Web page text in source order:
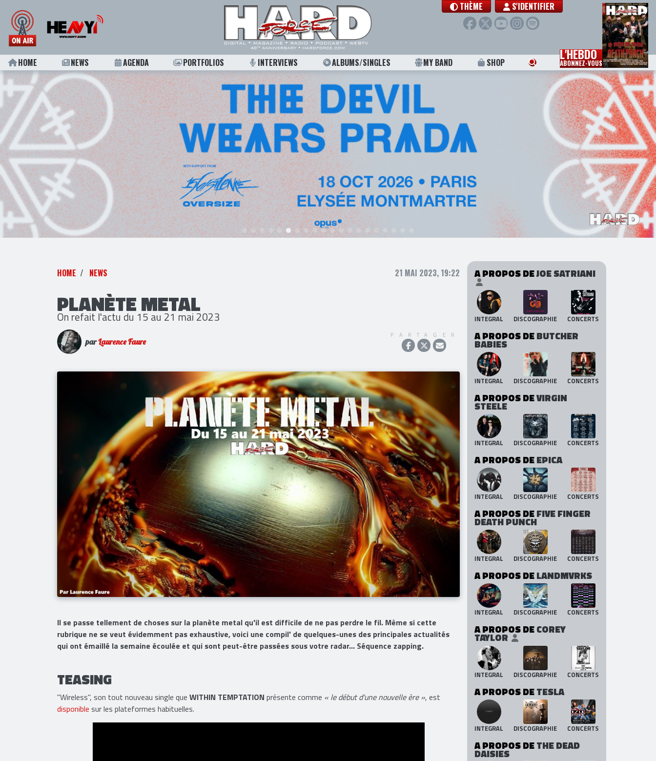
THÈME S'IDENTIFIER
HOME NEWS AGENDA PORTFOLIOS INTERVIEWS ALBUMS/SINGLES MY BAND SHOP L'HEBDO
ABONNEZ-VOUS
HOME NEWS 21 MAI 2023, 19:22
PLANÈTE METAL
On refait l'actu du 15 au 21 mai 2023
parLaurence Faure
PARTAGER
Il se passe tellement de choses sur la planète metal qu'il est difficile de ne pas perdre le fil. Même si cette
rubrique ne se veut évidemment pas exhaustive, voici une compil' de quelques-unes des principales actualités
qui ont émaillé la semaine écoulée et qui sont peut-être passées sous votre radar... Séquence zapping.
TEASING
"Wireless", son tout nouveau single que WITHIN TEMPTATION présente comme « le début d'une nouvelle ère », est
disponible sur les plateformes habituelles.
A PROPOS DEJOE SATRIANI
INTEGRAL DISCOGRAPHIE CONCERTS
A PROPOS DEBUTCHER
BABIES
INTEGRAL DISCOGRAPHIE CONCERTS
A PROPOS DEVIRGIN
STEELE
INTEGRAL DISCOGRAPHIE CONCERTS
A PROPOS DEEPICA
INTEGRAL DISCOGRAPHIE CONCERTS
A PROPOS DEFIVE FINGER
DEATH PUNCH
INTEGRAL DISCOGRAPHIE CONCERTS
A PROPOS DELANDMVRKS
INTEGRAL DISCOGRAPHIE CONCERTS
A PROPOS DECOREY
TAYLOR
INTEGRAL DISCOGRAPHIE CONCERTS
A PROPOS DETESLA
INTEGRAL DISCOGRAPHIE CONCERTS
A PROPOS DETHE DEAD
DAISIES